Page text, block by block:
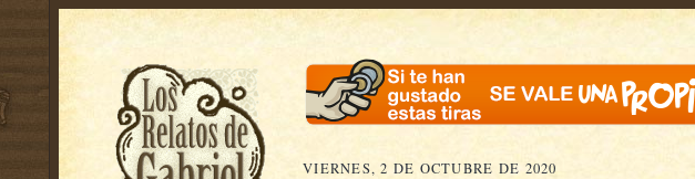
VIERNES, 2 DE OCTUBRE DE 2020